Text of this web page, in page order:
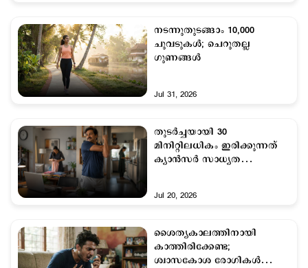
നടന്നുതുടങ്ങാം 10,000
ചുവടുകള്‍; ചെറുതല്ല
ഗുണങ്ങള്‍
Jul 31, 2026
തുടർച്ചയായി 30
മിനിറ്റിലധികം ഇരിക്കുന്നത്
ക്യാൻസർ സാധ്യത
Jul 20, 2026
ശൈത്യകാലത്തിനായി
കാത്തിരിക്കേണ്ട;
ശ്വാസകോശ രോഗികൾ